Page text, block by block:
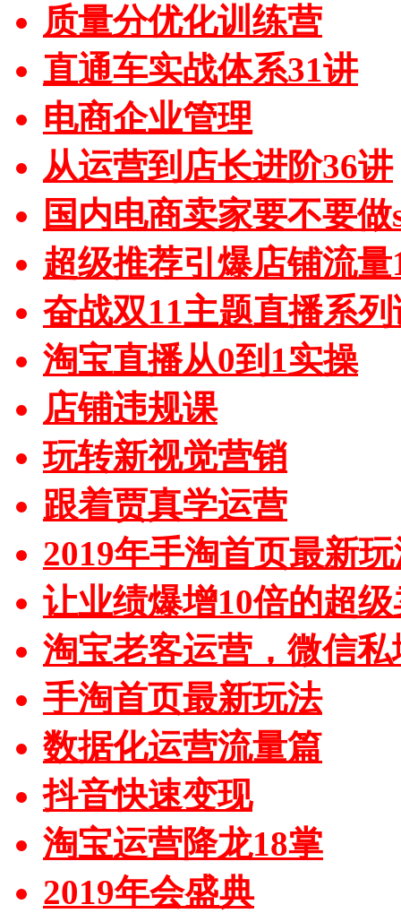
质量分优化训练营
直通车实战体系31讲
电商企业管理
从运营到店长进阶36讲
国内电商卖家要不要做
超级推荐引爆店铺流量
奋战双11主题直播系列
淘宝直播从0到1实操
店铺违规课
玩转新视觉营销
跟着贾真学运营
2019年手淘首页最新
让业绩爆增10倍的超
淘宝老客运营，微信私
手淘首页最新玩法
数据化运营流量篇
抖音快速变现
淘宝运营降龙18掌
2019年会盛典